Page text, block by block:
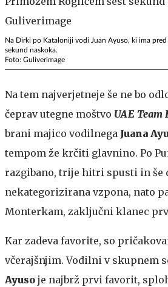
Na Dirki po Kataloniji vodi Juan Ayuso, ki ima pred
sekund naskoka.
Foto: Guliverimage
Na tem najverjetneje še ne bo
čeprav utegne moštvo UAE Team
brani majico vodilnega Juana
tempom že krčiti glavnino. Po
razgibano, trije hitri spusti in še
nekategorizirana vzpona, nato
Monterkam, zaključni klanec
Kar zadeva favorite, so
včerajšnjim. Vodilni v skupnem
Ayuso je najbrž prvi favorit,